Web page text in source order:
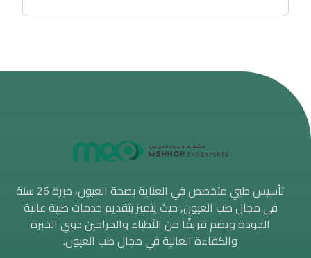
تأسيس طبي متخصص في العناية بصحة العيون، خبرة 26 سنة
في مجال طب العيون, حيث يتميز بتقديم خدمات طبية عالية
الجودة ويضم فريقًا من الأطباء والجراحين ذوي الخبرة
والكفاءة العالية في مجال طب العيون.